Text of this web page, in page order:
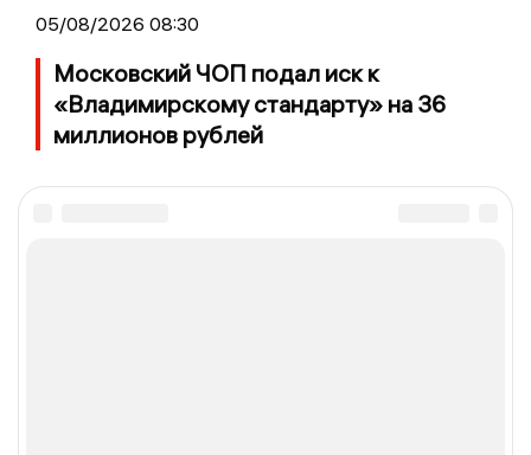
05/08/2026 08:30
Московский ЧОП подал иск к
«Владимирскому стандарту» на 36
миллионов рублей